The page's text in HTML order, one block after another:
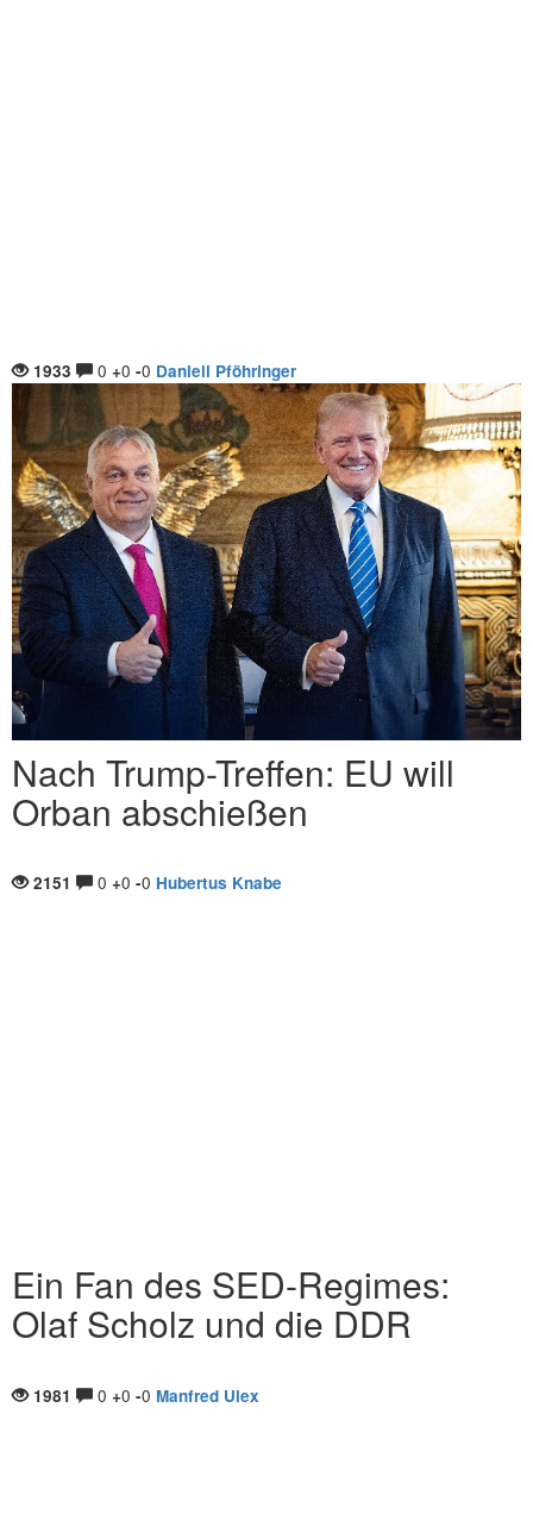
1933 0 +0 -0 Daniell Pföhringer
Nach Trump-Treffen: EU will
Orban abschießen
2151 0 +0 -0 Hubertus Knabe
Ein Fan des SED-Regimes:
Olaf Scholz und die DDR
1981 0 +0 -0 Manfred Ulex